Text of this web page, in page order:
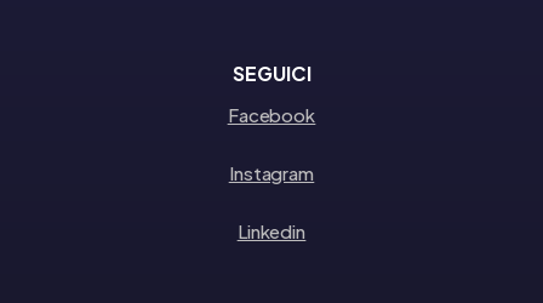
SEGUICI
Facebook
Instagram
Linkedin